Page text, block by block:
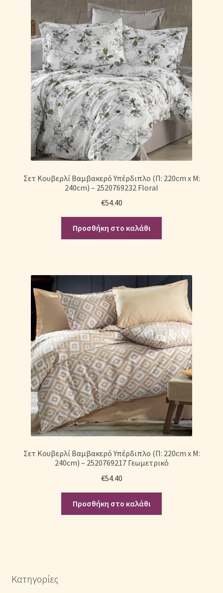
Σετ Κουβερλί Βαμβακερό Υπέρδιπλο (Π: 220cm x Μ:
240cm) – 2520769232 Floral
€54.40
Προσθήκη στο καλάθι
Σετ Κουβερλί Βαμβακερό Υπέρδιπλο (Π: 220cm x Μ:
240cm) – 2520769217 Γεωμετρικό
€54.40
Προσθήκη στο καλάθι
Κατηγορίες